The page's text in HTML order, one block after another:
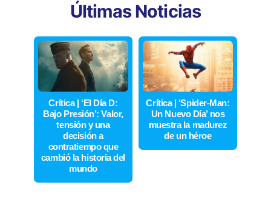
Últimas Noticias
Crítica | ‘El Día D:
Bajo Presión’: Valor,
tensión y una
decisión a
contratiempo que
cambió la historia del
mundo
Crítica | ‘Spider-Man:
Un Nuevo Día’ nos
muestra la madurez
de un héroe